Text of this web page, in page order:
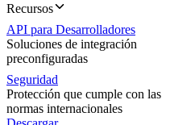
Recursos
API para Desarrolladores
Soluciones de integración
preconfiguradas
Seguridad
Protección que cumple con las
normas internacionales